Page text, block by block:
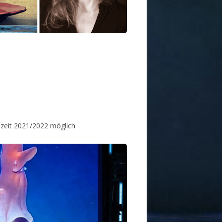
2021/2022 möglich